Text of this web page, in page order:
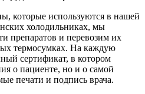
которые используются в нашей
холодильниках, мы
препаратов и перевозим их
термосумках. На каждую
сертификат, в котором
о пациенте, но и о самой
печати и подпись врача.